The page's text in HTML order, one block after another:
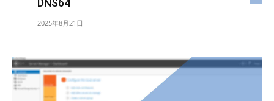
DNS64
2025年8月21日